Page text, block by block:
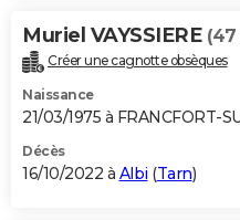
Muriel VAYSSIERE (47
Créer une cagnotte obsèques
Naissance
21/03/1975 à FRANCFORT-
Décès
16/10/2022 à Albi (Tarn)